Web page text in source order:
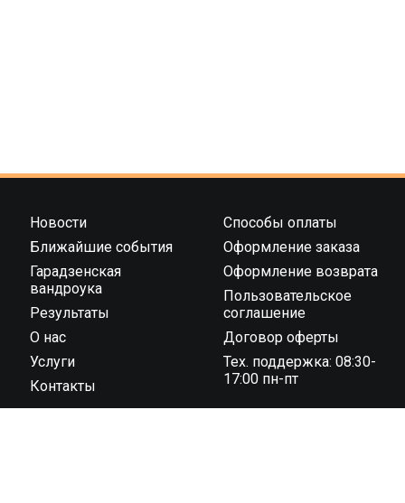
Новости
Ближайшие события
Гарадзенская
вандроука
Результаты
О нас
Услуги
Контакты
Способы оплаты
Оформление заказа
Оформление возврата
Пользовательское
соглашение
Договор оферты
Тех. поддержка: 08:30-
17:00 пн-пт